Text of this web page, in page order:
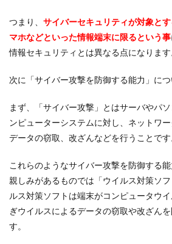
つまり、 サイバーセキュリティが対象と
マホなどといった情報端末に限るという事
情報セキュリティとは異なる点になります
次に「サイバー攻撃を防御する能力」につ
まず、「サイバー攻撃」とはサーバやパ
ンピューターシステムに対し、ネットワ
データの窃取、改ざんなどを行うことです
これらのようなサイバー攻撃を防御する
親しみがあるものでは「ウイルス対策ソ
ルス対策ソフトは端末がコンピュータウ
ぎウイルスによるデータの窃取や改ざん
す。